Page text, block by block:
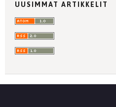
UUSIMMAT ARTIKKELIT